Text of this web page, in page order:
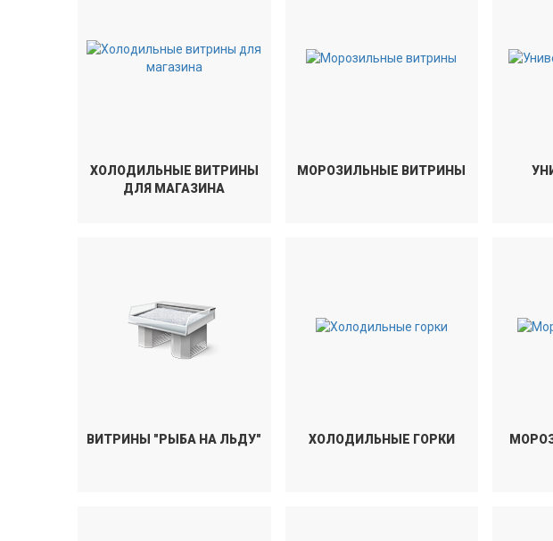
ХОЛОДИЛЬНЫЕ ВИТРИНЫ
ДЛЯ МАГАЗИНА
МОРОЗИЛЬНЫЕ ВИТРИНЫ
ВИТРИНЫ "РЫБА НА ЛЬДУ" ХОЛОДИЛЬНЫЕ ГОРКИ